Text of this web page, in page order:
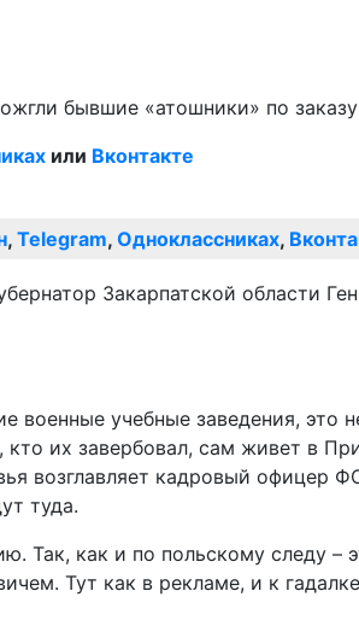
бывшие «атошники» по
или Вконтакте
, Telegram, Одноклассниках,
Закарпатской области
учебные заведения, это
их завербовал, сам живет в
возглавляет кадровый офицер
туда.
Так, как и по польскому следу –
Тут как в рекламе, и к